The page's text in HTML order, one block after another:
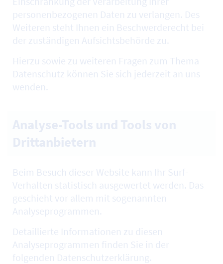
personenbezogenen Daten zu verlangen. Des
Weiteren steht Ihnen ein Beschwerderecht bei
der zuständigen Aufsichtsbehörde zu.
Hierzu sowie zu weiteren Fragen zum Thema
Datenschutz können Sie sich jederzeit an uns
wenden.
Beim Besuch dieser Website kann Ihr Surf-
Verhalten statistisch ausgewertet werden. Das
geschieht vor allem mit sogenannten
Analyseprogrammen.
Detaillierte Informationen zu diesen
Analyseprogrammen finden Sie in der
folgenden Datenschutzerklärung.